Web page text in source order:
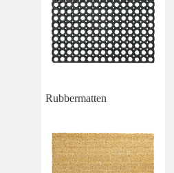
Rubbermatten